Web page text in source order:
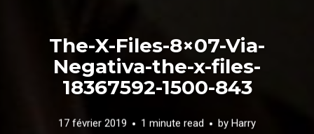
The-X-Files-8×07-Via-
Negativa-the-x-files-
18367592-1500-843
17 février 2019 1 minute read by Harry